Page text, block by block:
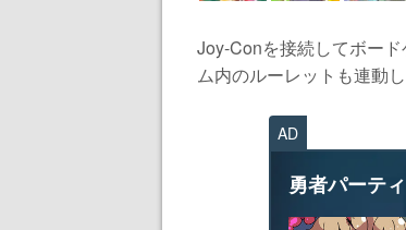
Joy-Conを接続してボー
ム内のルーレットも連動
AD
勇者パーテ